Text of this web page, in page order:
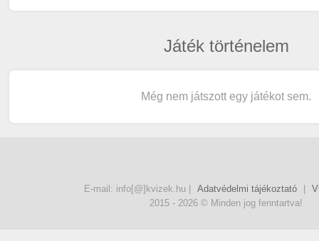
Játék történelem
Még nem játszott egy játékot sem.
E-mail: info[@]kvizek.hu | Adatvédelmi tájékoztató
2015 - 2026 © Minden jog fenntartva!